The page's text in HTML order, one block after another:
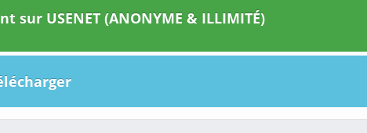
USENET (ANONYME & ILLIMITÉ)